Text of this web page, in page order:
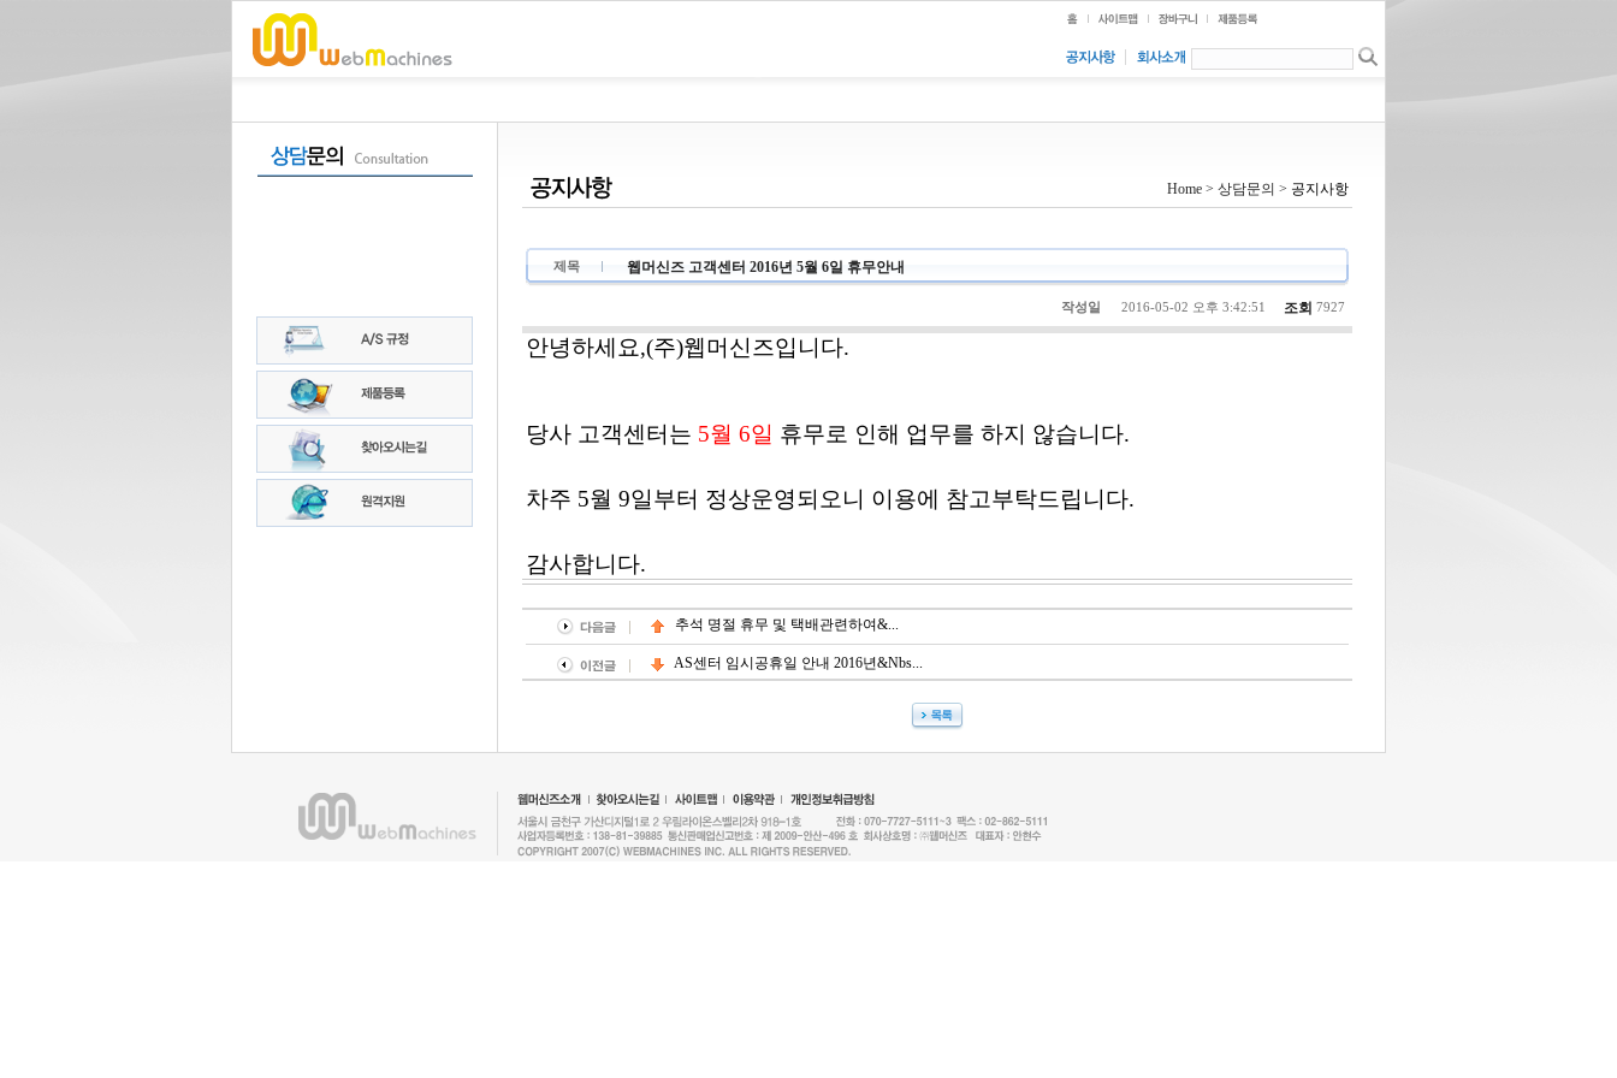
Home > 상담문의 > 공지사항
제목 웹머신즈 고객센터 2016년 5월 6일 휴무안내
작성일 2016-05-02 오후 3:42:51 조회 7927
안녕하세요,(주)웹머신즈입니다.
당사 고객센터는 5월 6일 휴무로 인해 업무를 하지 않습니다.
차주 5월 9일부터 정상운영되오니 이용에 참고부탁드립니다.
감사합니다.
추석 명절 휴무 및 택배관련하여&...
AS센터 임시공휴일 안내 2016년&nbs...